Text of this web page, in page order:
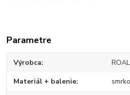
Parametre
Výrobca
Materiál + balenie